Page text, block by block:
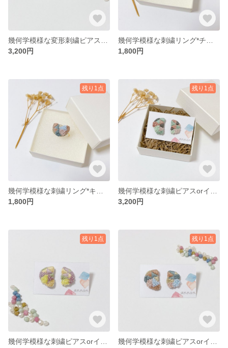
3,200円
1,800円
残り1点
1,800円
残り1点
3,200円
残り1点 残り1点